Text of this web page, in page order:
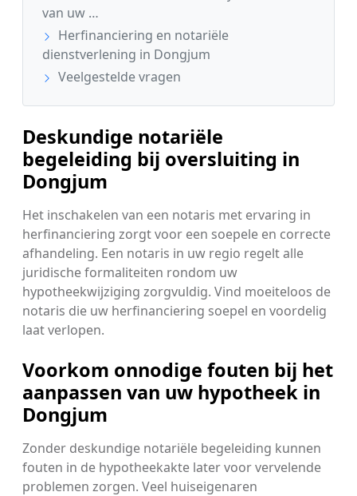
van uw …
Herfinanciering en notariële
dienstverlening in Dongjum
Veelgestelde vragen
Deskundige notariële
begeleiding bij oversluiting in
Dongjum
Het inschakelen van een notaris met ervaring in
herfinanciering zorgt voor een soepele en correcte
afhandeling. Een notaris in uw regio regelt alle
juridische formaliteiten rondom uw
hypotheekwijziging zorgvuldig. Vind moeiteloos de
notaris die uw herfinanciering soepel en voordelig
laat verlopen.
Voorkom onnodige fouten bij het
aanpassen van uw hypotheek in
Dongjum
Zonder deskundige notariële begeleiding kunnen
fouten in de hypotheekakte later voor vervelende
problemen zorgen. Veel huiseigenaren